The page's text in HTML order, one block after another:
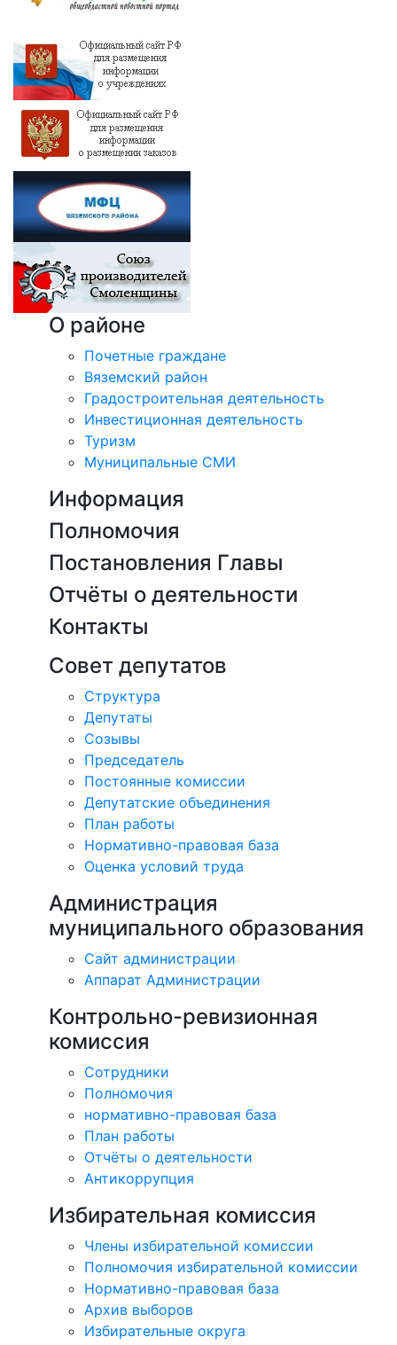
О районе
Почетные граждане
Вяземский район
Градостроительная деятельность
Инвестиционная деятельность
Туризм
Муниципальные СМИ
Информация
Полномочия
Постановления Главы
Отчёты о деятельности
Контакты
Совет депутатов
Структура
Депутаты
Созывы
Председатель
Постоянные комиссии
Депутатские объединения
План работы
Нормативно-правовая база
Оценка условий труда
Администрация
муниципального образования
Сайт администрации
Аппарат Администрации
Контрольно-ревизионная
комиссия
Сотрудники
Полномочия
нормативно-правовая база
План работы
Отчёты о деятельности
Антикоррупция
Избирательная комиссия
Члены избирательной комиссии
Полномочия избирательной комиссии
Нормативно-правовая база
Архив выборов
Избирательные округа